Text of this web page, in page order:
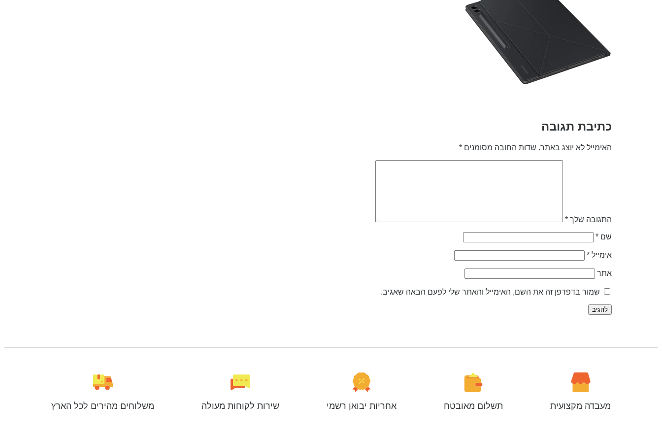
כתיבת תגובה
האימייל לא יוצג באתר. שדות החובה מסומנים *
התגובה שלך *
שם *
אימייל *
אתר
שמור בדפדפן זה את השם, האימייל והאתר שלי לפעם הבאה שאגיב.
מעבדה מקצועית תשלום מאובטח אחריות יבואן רשמי שירות לקוחות מעולה משלוחים מהירים לכל הארץ